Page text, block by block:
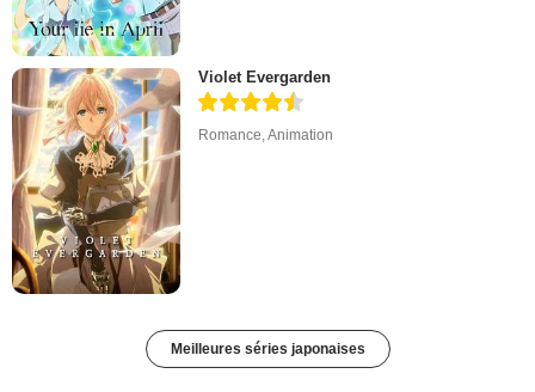
Violet Evergarden
Romance,Animation
Meilleures séries japonaises